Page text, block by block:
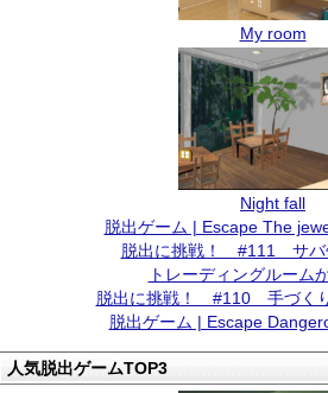
My room
Night fall
脱出ゲーム | Escape The
脱出に挑戦！ #111 サバ
トレーディングルーム
脱出に挑戦！ #110 手づく
脱出ゲーム | Escape
人気脱出ゲームTOP3